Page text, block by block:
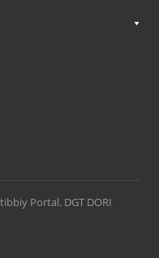
Portal. DGT DORI